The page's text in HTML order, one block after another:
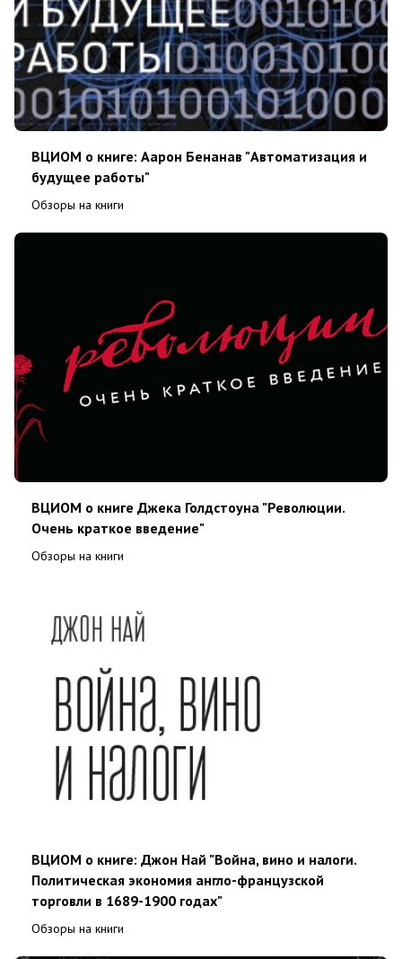
ВЦИОМ о книге: Аарон Бенанав "Автоматизация и
будущее работы"
Обзоры на книги
ВЦИОМ о книге Джека Голдстоуна "Революции.
Очень краткое введение"
Обзоры на книги
ВЦИОМ о книге: Джон Най "Война, вино и налоги.
Политическая экономия англо-французской
торговли в 1689-1900 годах"
Обзоры на книги